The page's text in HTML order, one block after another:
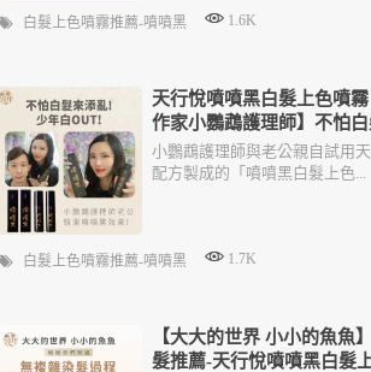
白髮上色噴霧推薦-噴噴黑 1.6K
天行悅噴噴黑白髮上色噴
作家小鸚鵡護理師】不怕
亂
小鸚鵡護理師與老公親自試用
配方製成的「噴噴黑白髮上色...
白髮上色噴霧推薦-噴噴黑 1.7K
【大大的世界 小小的魚魚
髮推薦-天行悅噴噴黑白髮